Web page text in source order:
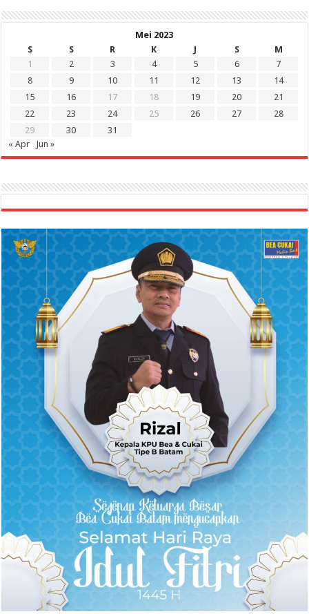
Mei 2023
S
S R K J S
M
1
2 3 4 5 6
7
8
9 10 11 12 13
14
15
16 17 18 19 20
21
22
23 24 25 26 27
28
29
30
31
« Apr
Jun »